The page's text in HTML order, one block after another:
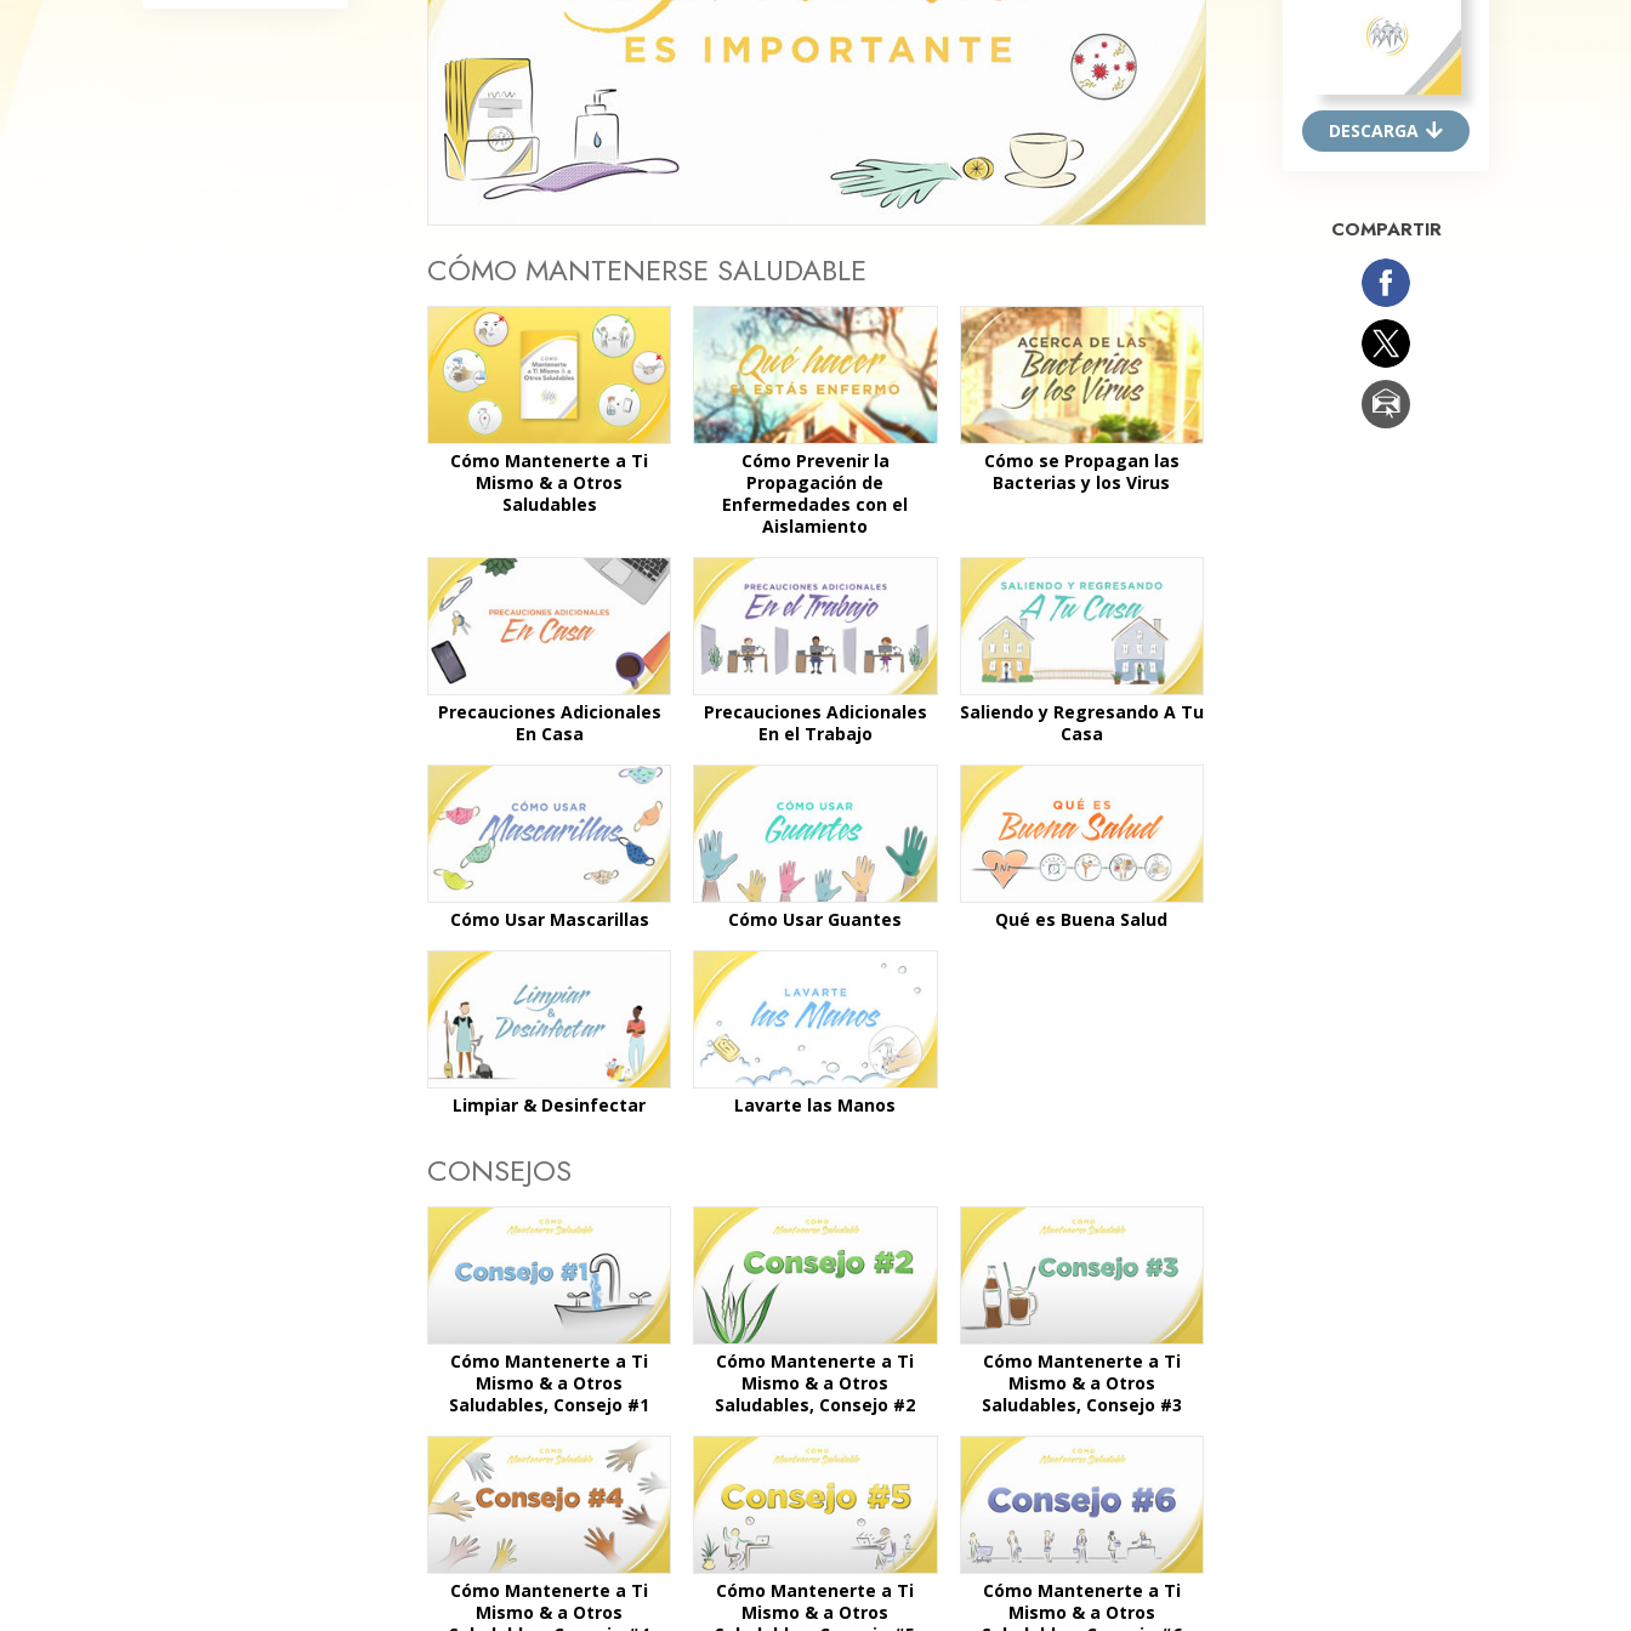
Amor y Odio: ¿Qué es Grandeza?
Respuestas a las Drogas
Los Niños
Herramientas para el Entorno Laboral
La Causa de la Supresión
Los Fundamentos de la Organización
Los Fundamentos de las Relaciones
Públicas
Objetivos y Metas
Play
CÓMO MANTENERSE SALUDABLE
Cómo Mantenerte a Ti
Mismo & a Otros
Saludables
Cómo Prevenir la
Propagación de
Enfermedades con el
Aislamiento
Cómo se Propagan las
Bacterias y los Virus
Precauciones Adicionales
En Casa
Precauciones Adicionales
En el Trabajo
Saliendo y Regresando A Tu
Casa
Cómo Usar Mascarillas Cómo Usar Guantes Qué es Buena Salud
Limpiar & Desinfectar Lavarte las Manos
CONSEJOS
Cómo Mantenerte a Ti
Mismo & a Otros
Saludables, Consejo #1
Cómo Mantenerte a Ti
Mismo & a Otros
Saludables, Consejo #2
Cómo Mantenerte a Ti
Mismo & a Otros
Saludables, Consejo #3
Cómo Mantenerte a Ti
Mismo & a Otros
Cómo Mantenerte a Ti
Mismo & a Otros
Cómo Mantenerte a Ti
Mismo & a Otros
DESCARGA
COMPARTIR